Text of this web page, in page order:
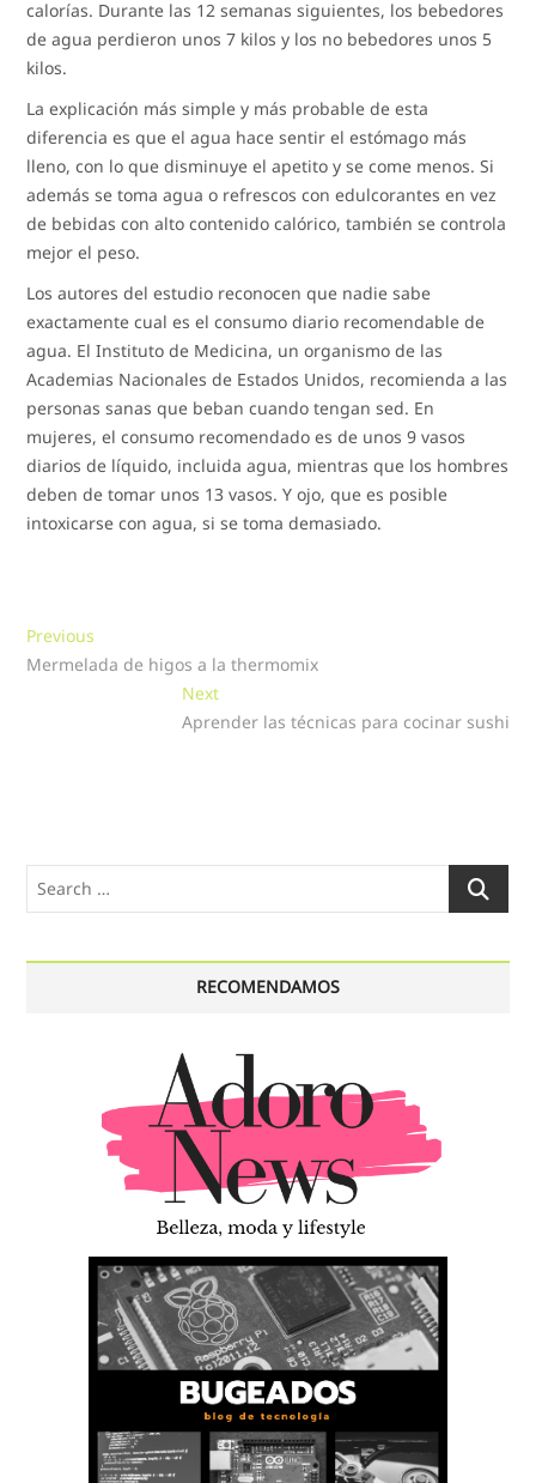
calorías. Durante las 12 semanas siguientes, los bebedores
de agua perdieron unos 7 kilos y los no bebedores unos 5
kilos.
La explicación más simple y más probable de esta
diferencia es que el agua hace sentir el estómago más
lleno, con lo que disminuye el apetito y se come menos. Si
además se toma agua o refrescos con edulcorantes en vez
de bebidas con alto contenido calórico, también se controla
mejor el peso.
Los autores del estudio reconocen que nadie sabe
exactamente cual es el consumo diario recomendable de
agua. El Instituto de Medicina, un organismo de las
Academias Nacionales de Estados Unidos, recomienda a las
personas sanas que beban cuando tengan sed. En
mujeres, el consumo recomendado es de unos 9 vasos
diarios de líquido, incluida agua, mientras que los hombres
deben de tomar unos 13 vasos. Y ojo, que es posible
intoxicarse con agua, si se toma demasiado.
Navegación
de
Previous
post:
Mermelada de higos a la thermomix
NextNext
post:
Aprender las técnicas para cocinar sushi
Search
RECOMENDAMOS